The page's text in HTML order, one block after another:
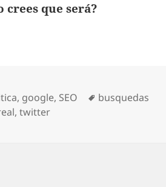
crees que será?
, google, SEO Etiquetas
busquedas
,twitter